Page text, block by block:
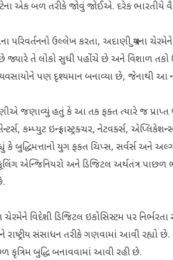
એક બળ તરીકે જોવું જોઈએ. દરેક ભારતીયે
પરિવર્તનનો ઉલ્લેખ કરતા, અદાણી ગ્રુપના
તે લોકો સુધી પહોંચે છે અને વિશાળ તકો
પણ દૃશ્યમાન બનાવ્યા છે, જેનાથી આ
જણાવ્યું હતું કે આ તક ફક્ત ત્યારે જ પ્રાપ્ત
કમ્પ્યુટ ઇન્ફ્રાસ્ટ્રક્ચર, નેટવર્ક્સ,
બુદ્ધિમત્તાનો યુગ ફક્ત ચિપ્સ, સર્વર્સ અને
એન્જિનિયરો અને ડિજિટલ અર્થતંત્ર પાછળ
ચેરમેને વિદેશી ડિજિટલ ઇકોસિસ્ટમ પર
રાષ્ટ્રીય સંસાધન તરીકે ગણવામાં આવી રહ્યો
કૃત્રિમ બુદ્ધિ બનાવવામાં આવી રહી છે.